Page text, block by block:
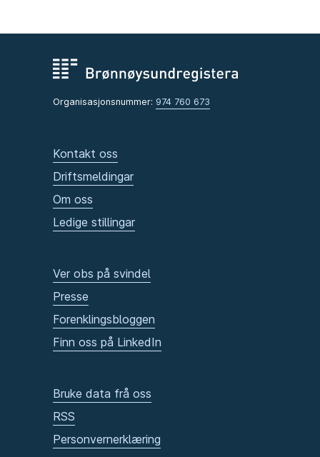
Organisasjonsnummer: 974 760 673
Kontakt oss
Driftsmeldingar
Om oss
Ledige stillingar
Ver obs på svindel
Presse
Forenklingsbloggen
Finn oss på LinkedIn
Bruke data frå oss
RSS
Personvernerklæring